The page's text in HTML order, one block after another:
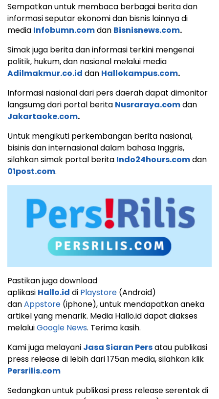
Sempatkan untuk membaca berbagai berita dan
informasi seputar ekonomi dan bisnis lainnya di
media Infobumn.comdan Bisnisnews.com.
Simak juga berita dan informasi terkini mengenai
politik, hukum, dan nasional melalui media
Adilmakmur.co.id dan Hallokampus.com.
Informasi nasional dari pers daerah dapat dimonitor
langsumg dari portal berita Nusraraya.comdan
Jakartaoke.com.
Untuk mengikuti perkembangan berita nasional,
bisinis dan internasional dalam bahasa Inggris,
silahkan simak portal berita Indo24hours.comdan
01post.com.
Pastikan juga download
aplikasi Hallo.id di Playstore (Android)
danAppstore (iphone), untuk mendapatkan aneka
artikel yang menarik. Media Hallo.id dapat diakses
melaluiGoogle News. Terima kasih.
Kami juga melayani Jasa Siaran Persatau publikasi
press release di lebih dari 175an media, silahkan klik
Persrilis.com
Sedangkan untuk publikasi press release serentak di